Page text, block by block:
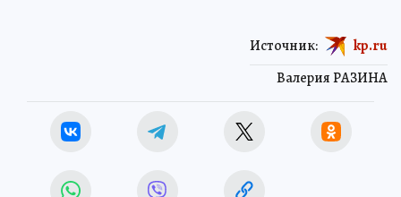
Валерия РАЗИНА
Источник: kp.ru